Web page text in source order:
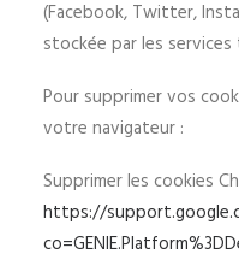
(Facebook, Twitter,
stockée par les
Pour supprimer vos
votre navigateur :
Supprimer les cookies
https://